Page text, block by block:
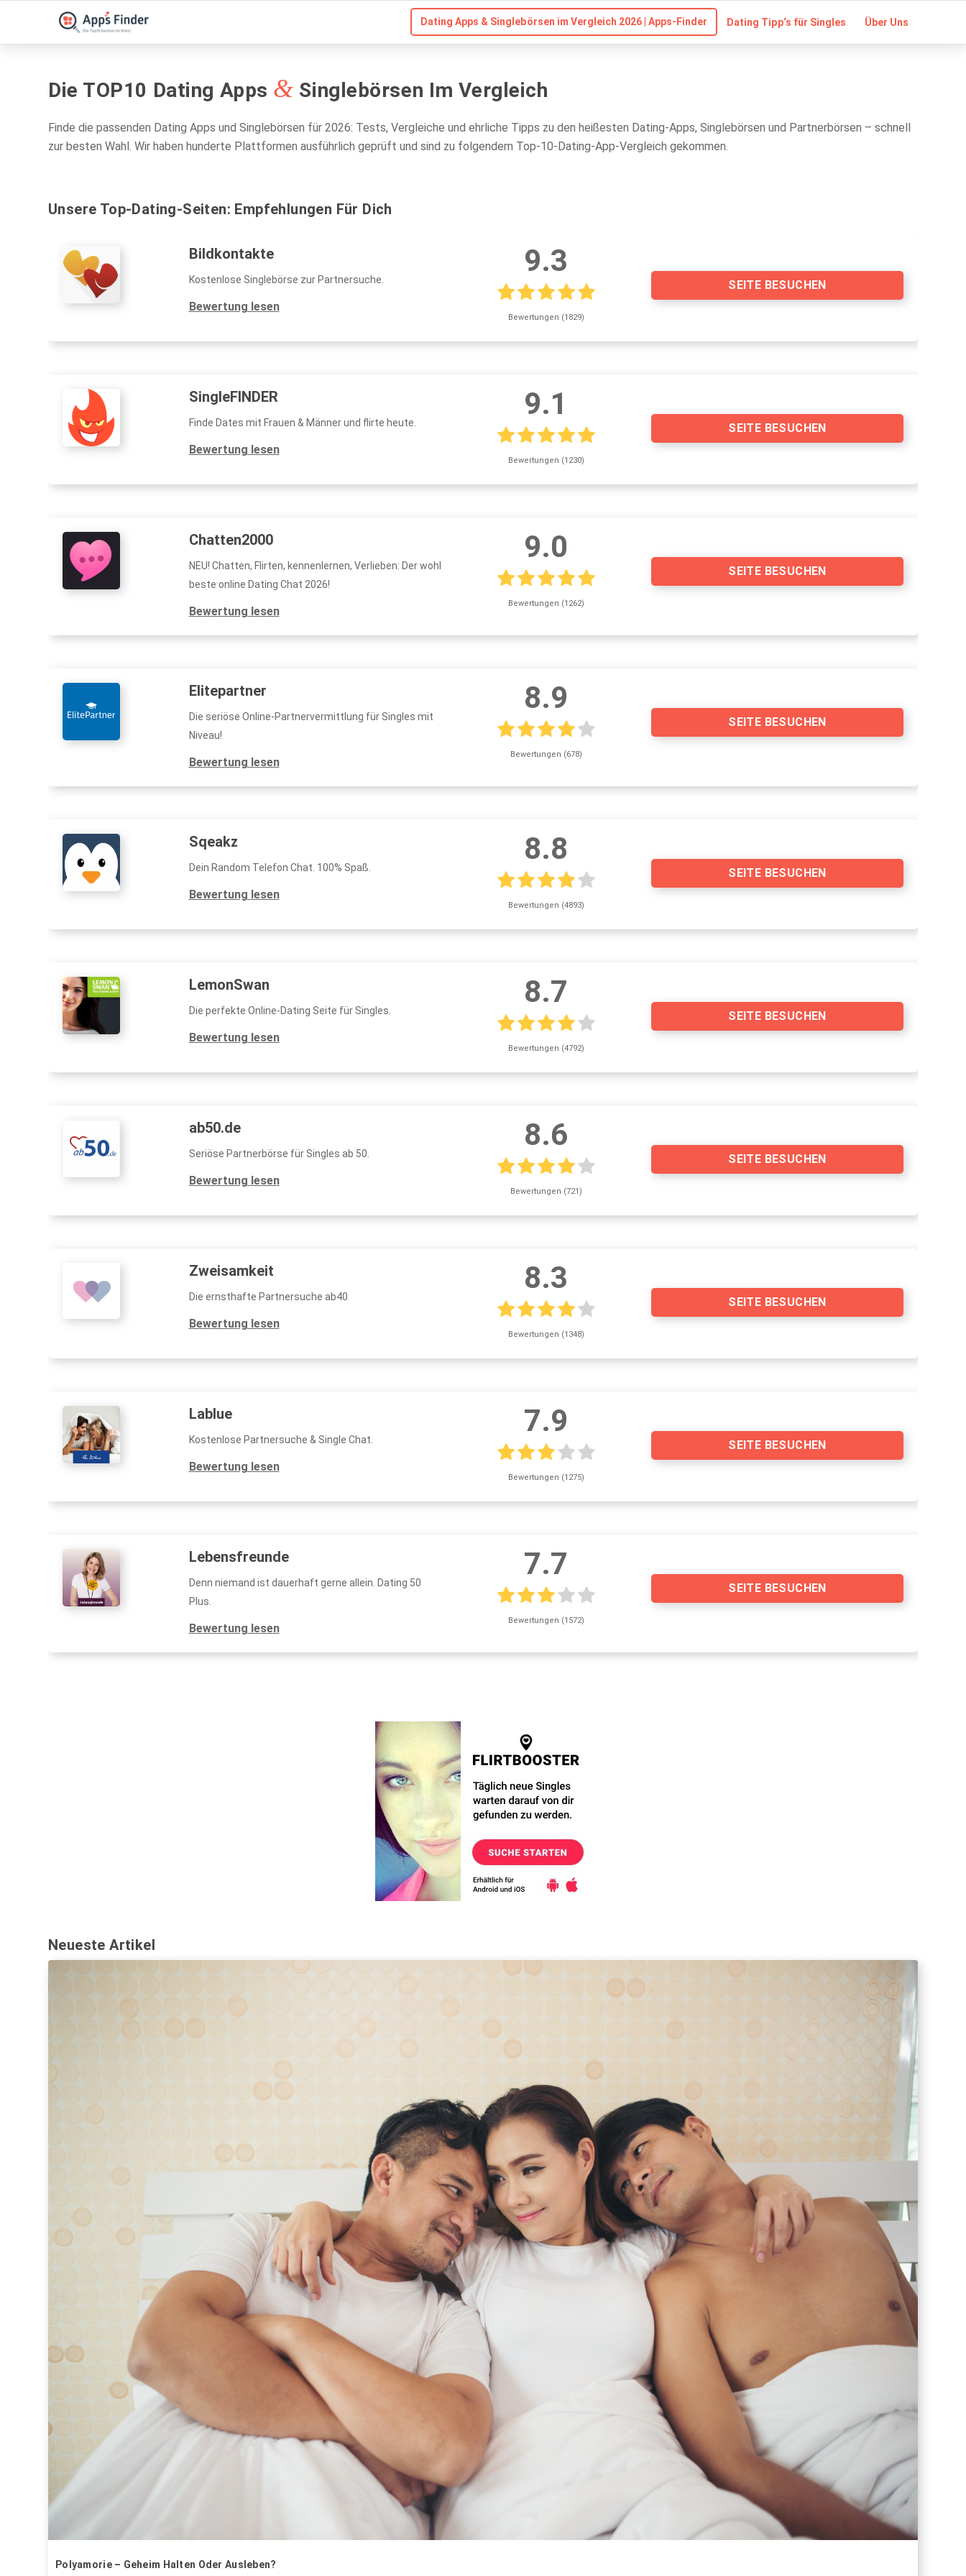
Dating Apps & Singlebörsen im Vergleich 2026 | Apps-Finder Dating Tipp‘s für Singles Über Uns
Die TOP10 Dating Apps & Singlebörsen Im Vergleich
Finde die passenden Dating Apps und Singlebörsen für 2026: Tests, Vergleiche und ehrliche Tipps zu den heißesten Dating-Apps, Singlebörsen und Partnerbörsen – schnell
zur besten Wahl. Wir haben hunderte Plattformen ausführlich geprüft und sind zu folgendem Top-10-Dating-App-Vergleich gekommen.
Unsere Top-Dating-Seiten: Empfehlungen Für Dich
Bildkontakte
Kostenlose Singlebörse zur Partnersuche.
Bewertung lesen
9.3
Bewertungen (1829)
SEITE BESUCHEN
SingleFINDER
Finde Dates mit Frauen & Männer und flirte heute.
Bewertung lesen
9.1
Bewertungen (1230)
SEITE BESUCHEN
Chatten2000
NEU! Chatten, Flirten, kennenlernen, Verlieben: Der wohl
beste online Dating Chat 2026!
Bewertung lesen
9.0
Bewertungen (1262)
SEITE BESUCHEN
Elitepartner
Die seriöse Online-Partnervermittlung für Singles mit
Niveau!
Bewertung lesen
8.9
Bewertungen (678)
SEITE BESUCHEN
Sqeakz
Dein Random Telefon Chat. 100% Spaß.
Bewertung lesen
8.8
Bewertungen (4893)
SEITE BESUCHEN
LemonSwan
Die perfekte Online-Dating Seite für Singles.
Bewertung lesen
8.7
Bewertungen (4792)
SEITE BESUCHEN
ab50.de
Seriöse Partnerbörse für Singles ab 50.
Bewertung lesen
8.6
Bewertungen (721)
SEITE BESUCHEN
Zweisamkeit
Die ernsthafte Partnersuche ab40
Bewertung lesen
8.3
Bewertungen (1348)
SEITE BESUCHEN
Lablue
Kostenlose Partnersuche & Single Chat.
Bewertung lesen
7.9
Bewertungen (1275)
SEITE BESUCHEN
Lebensfreunde
Denn niemand ist dauerhaft gerne allein. Dating 50
Plus.
Bewertung lesen
7.7
Bewertungen (1572)
SEITE BESUCHEN
Neueste Artikel
Polyamorie – Geheim Halten Oder Ausleben?